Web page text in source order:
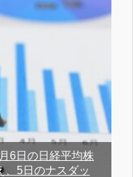
6日の日経平均株
、5日のナスダッ